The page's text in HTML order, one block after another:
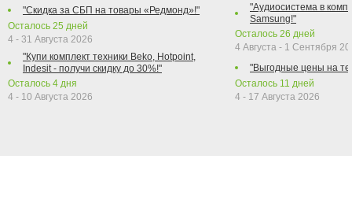
"Скидка за СБП на товары «Редмонд»!"
Осталось 25 дней
4 - 31 Августа 2026
"Купи комплект техники Beko, Hotpoint,
Indesit - получи скидку до 30%!"
Осталось 4 дня
4 - 10 Августа 2026
"Аудиосистема в
Samsung!"
Осталось 26 дней
4 Августа - 1 Сентября
"Выгодные цены на
Осталось 11 дней
4 - 17 Августа 2026